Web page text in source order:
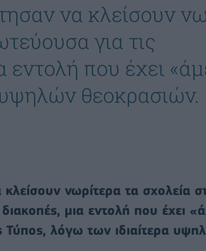
να κλείσουν
για τις
εντολή που έχει
θεοκρασιών.
νωρίτερα τα σχολεία
μια εντολή που έχει
λόγω των ιδιαίτερα